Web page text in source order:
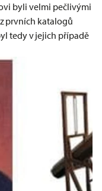
byli velmi pečlivými
prvních katalogů
tedy v jejich případě